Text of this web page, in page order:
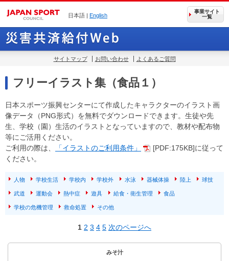
日本語 | English
事業サイト
一覧
サイトマップ お問い合わせ よくあるご質問
フリーイラスト集（食品１）
日本スポーツ振興センターにて作成したキャラクターのイラスト画
像データ（PNG形式）を無料でダウンロードできます。生徒や先
生、学校（園）生活のイラストとなっていますので、教材や配布物
等にご活用ください。
ご利用の際は、
「イラストのご利用条件」
[PDF:175KB]に従って
ください。
人物 学校生活 学校内 学校外 水泳 器械体操 陸上 球技
武道 運動会 熱中症 遊具 給食・衛生管理 食品
学校の危機管理 救命処置 その他
1 2 3 4 5 次のページへ
みそ汁